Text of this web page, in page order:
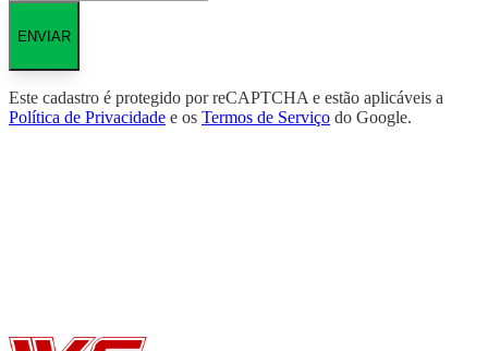
ENVIAR
Este cadastro é protegido por reCAPTCHA e estão aplicáveis a
Política de Privacidade e os Termos de Serviço do Google.